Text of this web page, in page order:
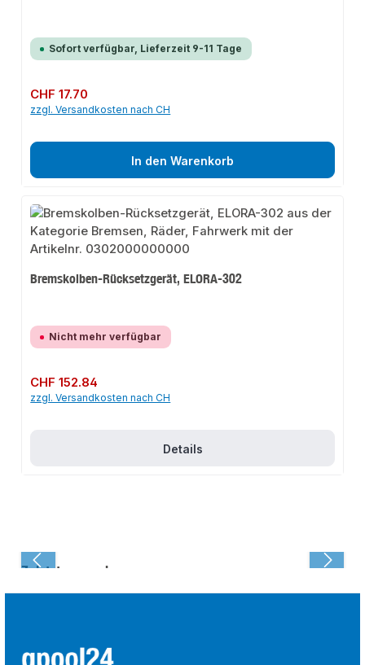
Sofort verfügbar, Lieferzeit 9-11 Tage
Regulärer Preis:
CHF 17.70
zzgl. Versandkosten nach CH
In den Warenkorb
Bremskolben-Rücksetzgerät, ELORA-302
Nicht mehr verfügbar
Regulärer Preis:
CHF 152.84
zzgl. Versandkosten nach CH
Details
Zuletzt angesehen: